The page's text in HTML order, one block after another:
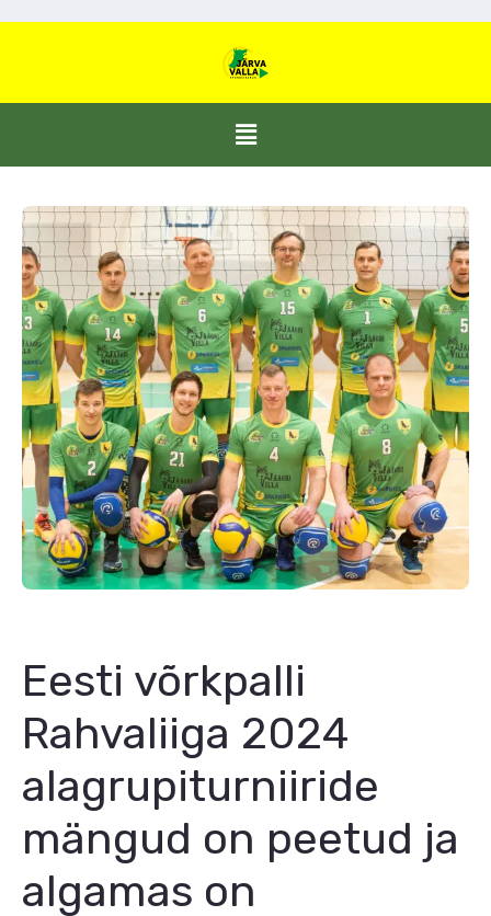
Eesti võrkpalli
Rahvaliiga 2024
alagrupiturniiride
mängud on peetud ja
algamas on